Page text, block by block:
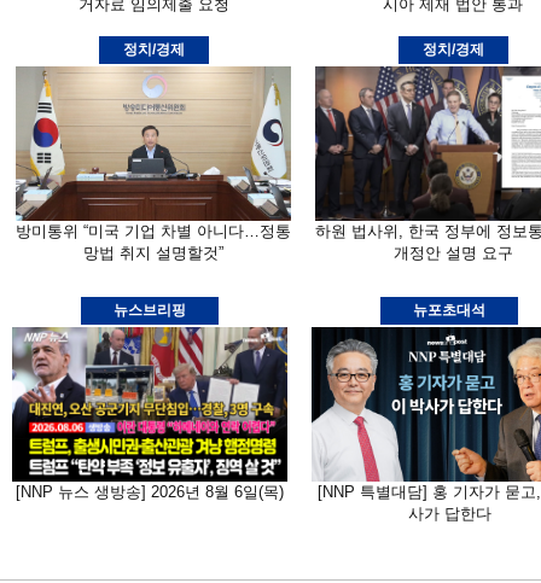
거자료 임의제출 요청
시아 제재 법안 통과
정치/경제
방미통위 “미국 기업 차별 아니다…정통
망법 취지 설명할것”
정치/경제
하원 법사위, 한국 정부에 정보
개정안 설명 요구
뉴스브리핑
[NNP 뉴스 생방송] 2026년 8월 6일(목)
뉴포초대석
[NNP 특별대담] 홍 기자가 묻고
사가 답한다